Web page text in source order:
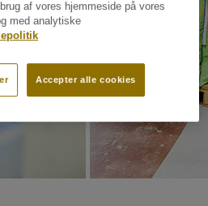
af vores hjemmeside på vores
med analytiske
Accepter alle cookies